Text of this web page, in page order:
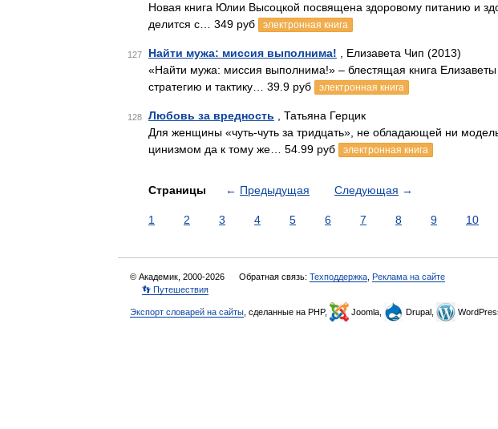
Новая книга Юлии Высоцкой посвящена здоровому питанию и
делится с… 349 руб
электронная книга
127 Найти мужа: миссия выполнима! , Елизавета Чип (2013)
«Найти мужа: миссия выполнима!» – блестящая книга
стратегию и тактику… 39.9 руб
электронная книга
128 Любовь за вредность , Татьяна Герцик
Для женщины «чуть-чуть за тридцать», не обладающей ни
цинизмом да к тому же… 54.99 руб
электронная книга
Страницы ← Предыдущая Следующая →
1 2 3 4 5 6 7 8 9 10
© Академик, 2000-2026 Обратная связь: Техподдержка Реклама на сайте
👣 Путешествия
Экспорт словарей на сайты , сделанные на PHP, Joomla, Drupal,